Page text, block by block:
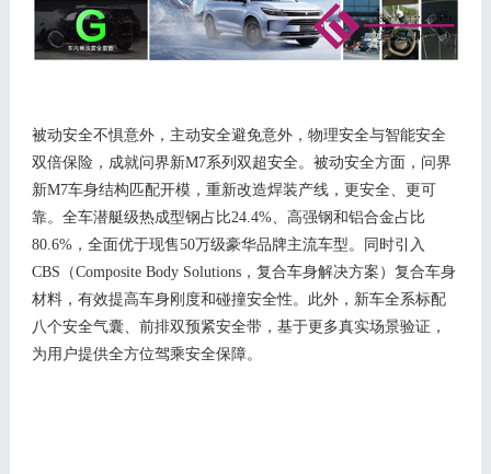
被动安全不惧意外，主动安全避免意外，物理安全与智能安全
双倍保险，成就问界新M7系列双超安全。被动安全方面，问界
新M7车身结构匹配开模，重新改造焊装产线，更安全、更可
靠。 全车潜艇级热成型钢占比24.4%、高强钢和铝合金占比
80.6%， 全面优于现售50万级豪华品牌主流车型 。同时引入
CBS （Composite Body Solutions，复合车身解决方案 ） 复合车身
材料， 有效提高车身刚度和碰撞安全性 。此外，新车全系标配
八个安全气囊、前排双预紧安全带， 基于更多真实场景验证，
为用户提供全方位驾乘安全保障。